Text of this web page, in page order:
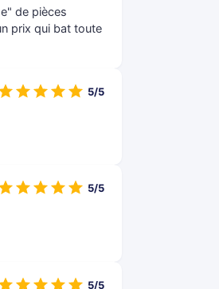
de pièces
prix qui bat toute
5/5
5/5
5/5